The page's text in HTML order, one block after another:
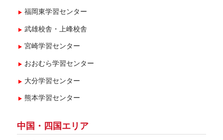
福岡東学習センター
武雄校舎・上峰校舎
宮崎学習センター
おおむら学習センター
大分学習センター
熊本学習センター
中国・四国エリア